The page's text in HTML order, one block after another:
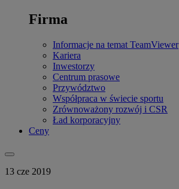
Firma
Informacje na temat TeamViewer
Kariera
Inwestorzy
Centrum prasowe
Przywództwo
Współpraca w świecie sportu
Zrównoważony rozwój i CSR
Ład korporacyjny
Ceny
13 cze 2019